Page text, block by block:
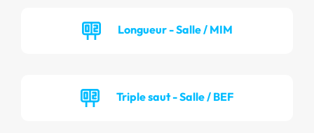
Longueur - Salle / MIM
Triple saut - Salle / BEF